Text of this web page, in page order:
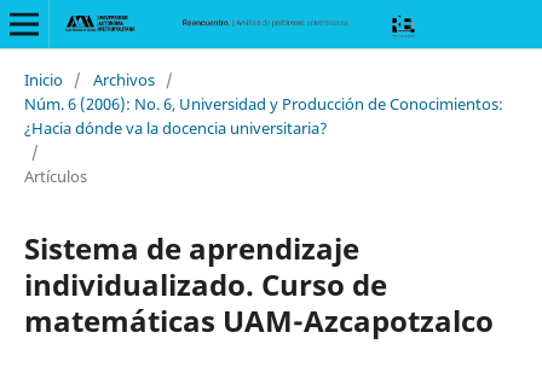
Inicio / Archivos /
Núm. 6 (2006): No. 6, Universidad y Producción de Conocimientos:
¿Hacia dónde va la docencia universitaria?
/
Artículos
Sistema de aprendizaje
individualizado. Curso de
matemáticas UAM-Azcapotzalco